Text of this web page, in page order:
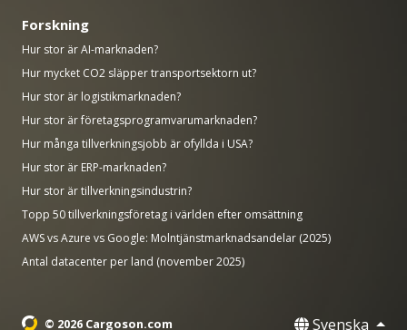
Forskning
Hur stor är AI-marknaden?
Hur mycket CO2 släpper transportsektorn ut?
Hur stor är logistikmarknaden?
Hur stor är företagsprogramvarumarknaden?
Hur många tillverkningsjobb är ofyllda i USA?
Hur stor är ERP-marknaden?
Hur stor är tillverkningsindustrin?
Topp 50 tillverkningsföretag i världen efter omsättning
AWS vs Azure vs Google: Molntjänstmarknadsandelar (2025)
Antal datacenter per land (november 2025)
© 2026 Cargoson.com Svenska